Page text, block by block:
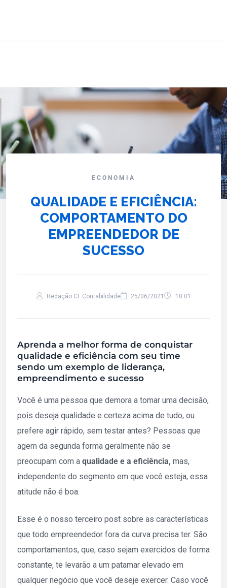
ECONOMIA
QUALIDADE E EFICIÊNCIA:
COMPORTAMENTO DO
EMPREENDEDOR DE
SUCESSO
Redação CF Contabilidade 25/06/2021 10:01
Aprenda a melhor forma de conquistar
qualidade e eficiência com seu time
sendo um exemplo de liderança,
empreendimento e sucesso
Você é uma pessoa que demora a tomar uma decisão,
pois deseja qualidade e certeza acima de tudo, ou
prefere agir rápido, sem testar antes? Pessoas que
agem da segunda forma geralmente não se
preocupam com a qualidade e a eficiência, mas,
independente do segmento em que você esteja, essa
atitude não é boa.
Esse é o nosso terceiro post sobre as características
que todo empreendedor fora da curva precisa ter. São
comportamentos, que, caso sejam exercidos de forma
constante, te levarão a um patamar elevado em
qualquer negócio que você deseje exercer. Caso você